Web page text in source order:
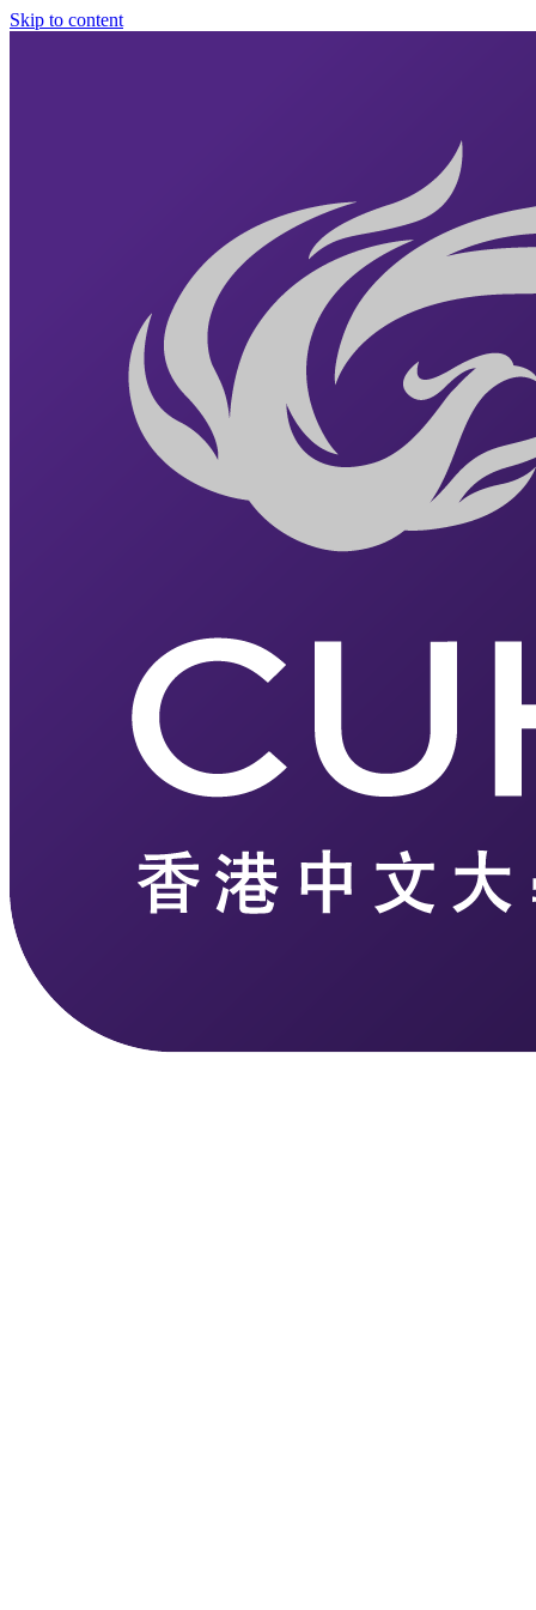
Skip to content